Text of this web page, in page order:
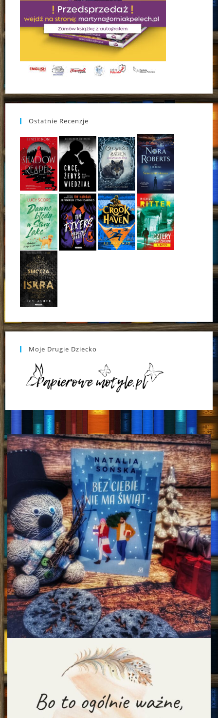
Ostatnie Recenzje
Moje Drugie Dziecko